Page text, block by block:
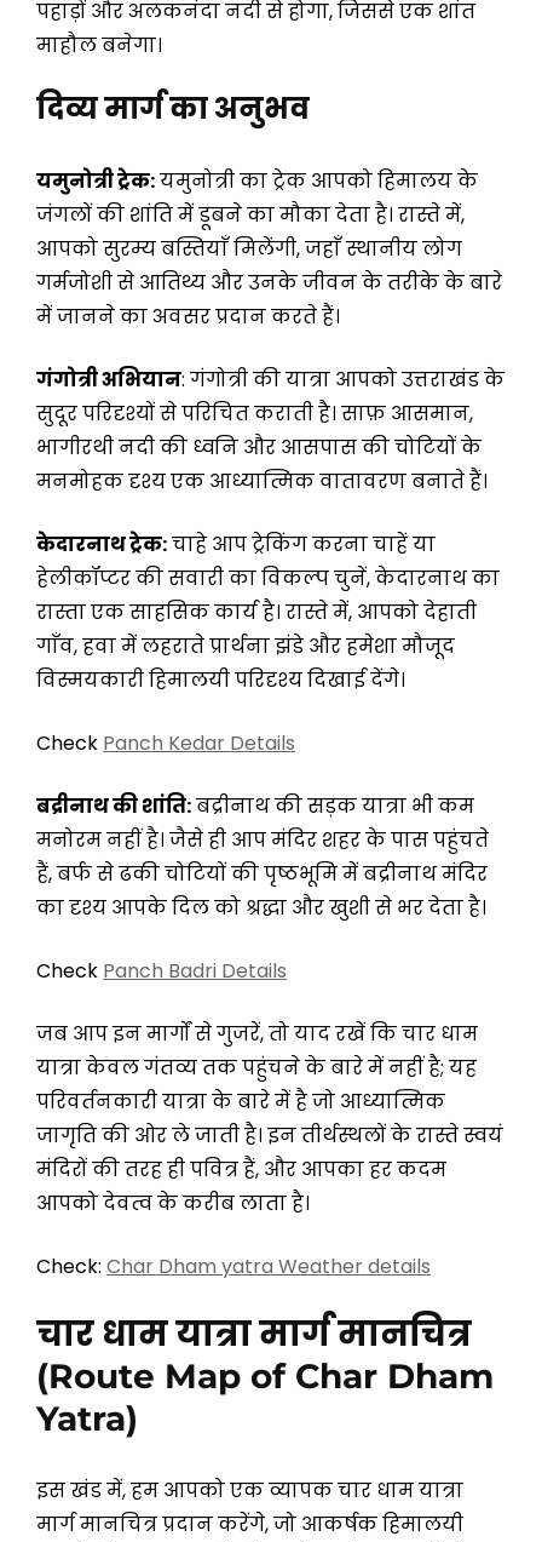
पहाड़ों और अलकनंदा नदी से होगा, जिससे एक शांत
माहौल बनेगा।
दिव्य मार्ग का अनुभव
यमुनोत्री ट्रेक:यमुनोत्री का ट्रेक आपको हिमालय के
जंगलों की शांति में डूबने का मौका देता है। रास्ते में,
आपको सुरम्य बस्तियाँ मिलेंगी, जहाँ स्थानीय लोग
गर्मजोशी से आतिथ्य और उनके जीवन के तरीके के बारे
में जानने का अवसर प्रदान करते हैं।
गंगोत्री अभियान: गंगोत्री की यात्रा आपको उत्तराखंड के
सुदूर परिदृश्यों से परिचित कराती है। साफ़ आसमान,
भागीरथी नदी की ध्वनि और आसपास की चोटियों के
मनमोहक दृश्य एक आध्यात्मिक वातावरण बनाते हैं।
केदारनाथ ट्रेक:चाहे आप ट्रेकिंग करना चाहें या
हेलीकॉप्टर की सवारी का विकल्प चुनें, केदारनाथ का
रास्ता एक साहसिक कार्य है। रास्ते में, आपको देहाती
गाँव, हवा में लहराते प्रार्थना झंडे और हमेशा मौजूद
विस्मयकारी हिमालयी परिदृश्य दिखाई देंगे।
Check Panch Kedar Details
बद्रीनाथ की शांति:बद्रीनाथ की सड़क यात्रा भी कम
मनोरम नहीं है। जैसे ही आप मंदिर शहर के पास पहुंचते
हैं, बर्फ से ढकी चोटियों की पृष्ठभूमि में बद्रीनाथ मंदिर
का दृश्य आपके दिल को श्रद्धा और खुशी से भर देता है।
Check Panch Badri Details
जब आप इन मार्गों से गुजरें, तो याद रखें कि चार धाम
यात्रा केवल गंतव्य तक पहुंचने के बारे में नहीं है; यह
परिवर्तनकारी यात्रा के बारे में है जो आध्यात्मिक
जागृति की ओर ले जाती है। इन तीर्थस्थलों के रास्ते स्वयं
मंदिरों की तरह ही पवित्र हैं, और आपका हर कदम
आपको देवत्व के करीब लाता है।
Check: Char Dham yatra Weather details
चार धाम यात्रा मार्ग मानचित्र
(Route Map of Char Dham
Yatra)
इस खंड में, हम आपको एक व्यापक चार धाम यात्रा
मार्ग मानचित्र प्रदान करेंगे, जो आकर्षक हिमालयी